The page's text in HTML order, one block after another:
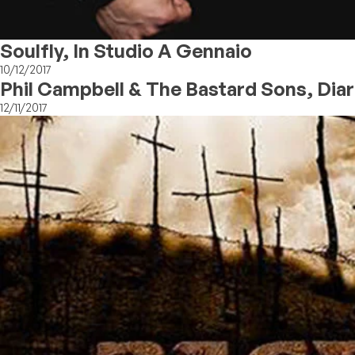
Soulfly, In Studio A Gennaio
10/12/2017
Phil Campbell & The Bastard Sons,
12/11/2017